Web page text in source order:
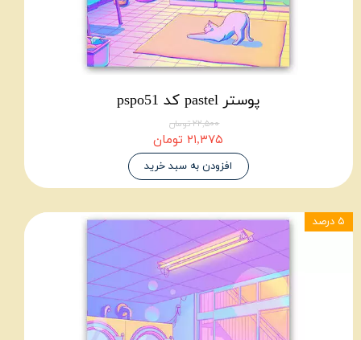
پوستر pastel کد pspo51
۲۲,۵۰۰ تومان
۲۱,۳۷۵ تومان
افزودن به سبد خرید
۵ درصد